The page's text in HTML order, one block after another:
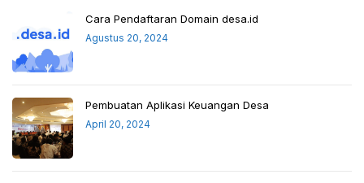
Cara Pendaftaran Domain desa.id
Agustus 20, 2024
Pembuatan Aplikasi Keuangan Desa
April 20, 2024